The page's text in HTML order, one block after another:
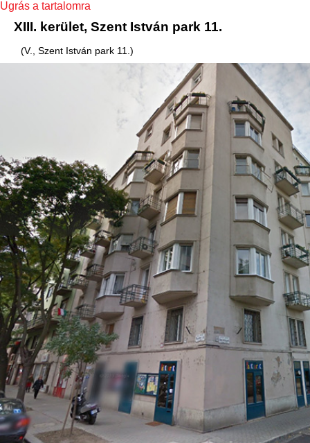
Ugrás a tartalomra
XIII. kerület, Szent István park 11.
(V., Szent István park 11.)